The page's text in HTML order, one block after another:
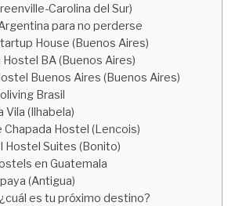
Carolina del Sur)
para no perderse
House (Buenos Aires)
Hostel BA (Buenos Aires)
Buenos Aires (Buenos Aires)
Brasil
Vila (Ilhabela)
Chapada Hostel (Lencois)
Hostel Suites (Bonito)
en Guatemala
(Antigua)
es tu próximo destino?